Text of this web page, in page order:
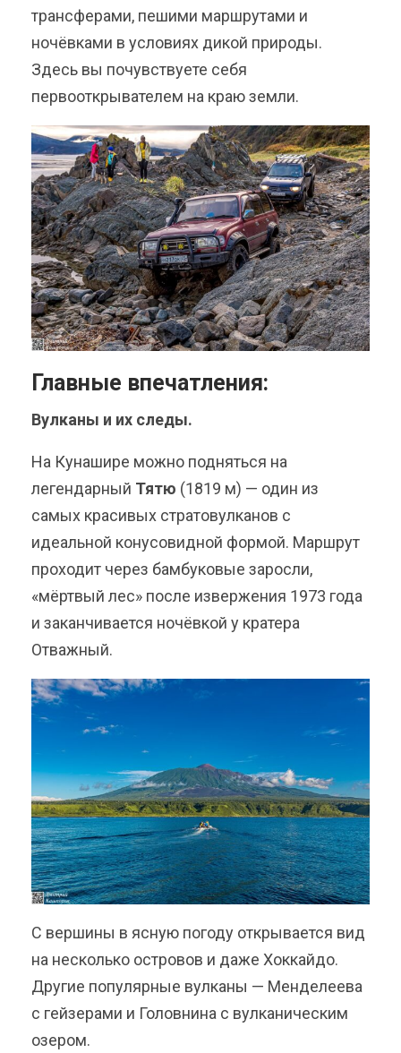
трансферами, пешими маршрутами и
ночёвками в условиях дикой природы.
Здесь вы почувствуете себя
первооткрывателем на краю земли.
Главные впечатления:
Вулканы и их следы.
На Кунашире можно подняться на
легендарный Тятю (1819 м) — один из
самых красивых стратовулканов с
идеальной конусовидной формой. Маршрут
проходит через бамбуковые заросли,
«мёртвый лес» после извержения 1973 года
и заканчивается ночёвкой у кратера
Отважный.
С вершины в ясную погоду открывается вид
на несколько островов и даже Хоккайдо.
Другие популярные вулканы — Менделеева
с гейзерами и Головнина с вулканическим
озером.